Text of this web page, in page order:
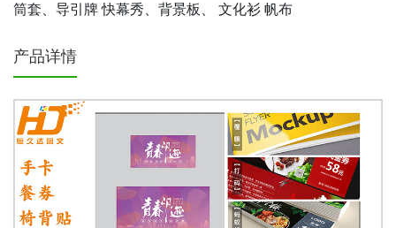
筒套、导引牌 快幕秀、背景板、 文化衫 帆布
产品详情